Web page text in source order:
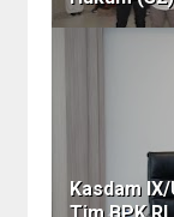
Kasdam
Tim BPK RI